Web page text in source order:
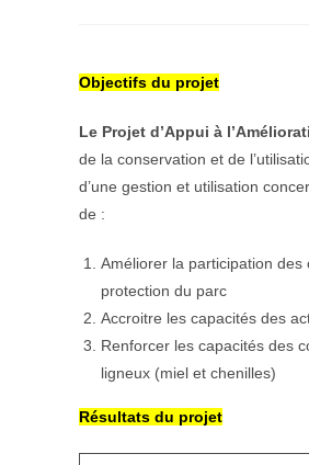
Objectifs du projet
Le Projet d’Appui à
de la conservation et de
d’une gestion et utilisation
de :
Améliorer la participation
protection du parc
Accroitre les capacités des
Renforcer les capacités des
ligneux (miel et chenilles)
Résultats du projet